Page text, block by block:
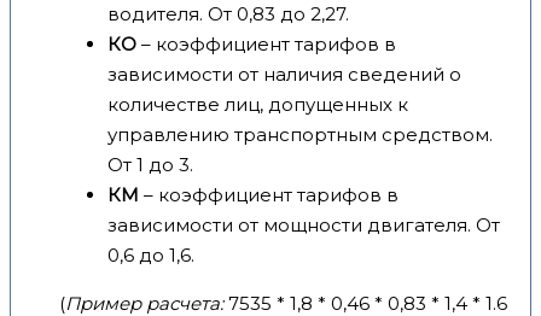
водителя. От 0,83 до 2,27.
КО – коэффициент тарифов в
зависимости от наличия сведений о
количестве лиц, допущенных к
управлению транспортным средством.
От 1 до 3.
КМ – коэффициент тарифов в
зависимости от мощности двигателя. От
0,6 до 1,6.
(Пример расчета:7535 * 1,8 * 0,46 * 0,83 * 1,4 * 1.6